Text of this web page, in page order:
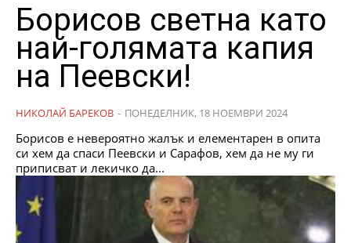
Борисов светна като
най-голямата капия
на Пеевски!
НИКОЛАЙ БАРЕКОВ - ПОНЕДЕЛНИК, 18 НОЕМВРИ 2024
Борисов е невероятно жалък и елементарен в опита
си хем да спаси Пеевски и Сарафов, хем да не му ги
приписват и лекичко да...